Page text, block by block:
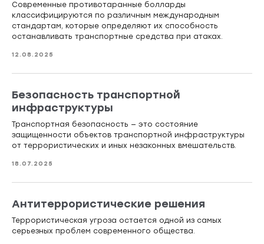
Современные противотаранные болларды
классифицируются по различным международным
стандартам, которые определяют их способность
останавливать транспортные средства при атаках.
12.08.2025
Безопасность транспортной
инфраструктуры
Транспортная безопасность — это состояние
защищенности объектов транспортной инфраструктуры
от террористических и иных незаконных вмешательств.
18.07.2025
Антитеррористические решения
Террористическая угроза остается одной из самых
серьезных проблем современного общества.